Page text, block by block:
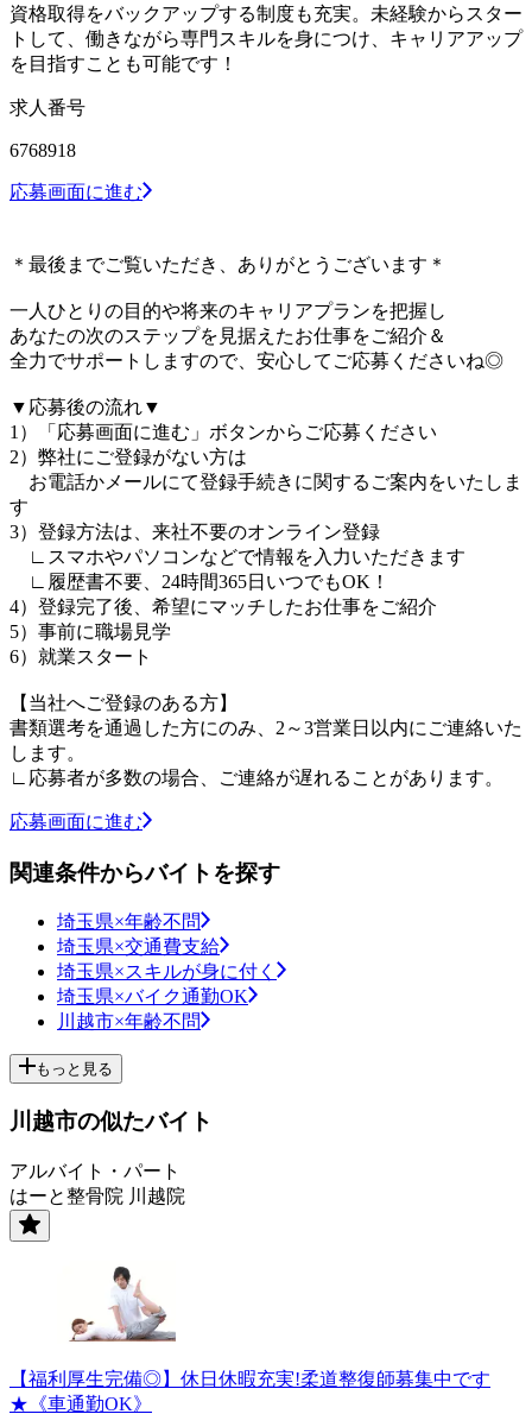
資格取得をバックアップする制度も充実。未経験からスター
トして、働きながら専門スキルを身につけ、キャリアアップ
を目指すことも可能です！
求人番号
6768918
応募画面に進む
＊最後までご覧いただき、ありがとうございます＊
一人ひとりの目的や将来のキャリアプランを把握し
あなたの次のステップを見据えたお仕事をご紹介＆
全力でサポートしますので、安心してご応募くださいね◎
▼応募後の流れ▼
1）「応募画面に進む」ボタンからご応募ください
2）弊社にご登録がない方は
お電話かメールにて登録手続きに関するご案内をいたしま
す
3）登録方法は、来社不要のオンライン登録
∟スマホやパソコンなどで情報を入力いただきます
∟履歴書不要、24時間365日いつでもOK！
4）登録完了後、希望にマッチしたお仕事をご紹介
5）事前に職場見学
6）就業スタート
【当社へご登録のある方】
書類選考を通過した方にのみ、2～3営業日以内にご連絡いた
します。
∟応募者が多数の場合、ご連絡が遅れることがあります。
応募画面に進む
関連条件からバイトを探す
埼玉県×年齢不問
埼玉県×交通費支給
埼玉県×スキルが身に付く
埼玉県×バイク通勤OK
川越市×年齢不問
もっと見る
川越市の似たバイト
アルバイト・パート
はーと整骨院 川越院
【福利厚生完備◎】休日休暇充実!柔道整復師募集中です
★《車通勤OK》